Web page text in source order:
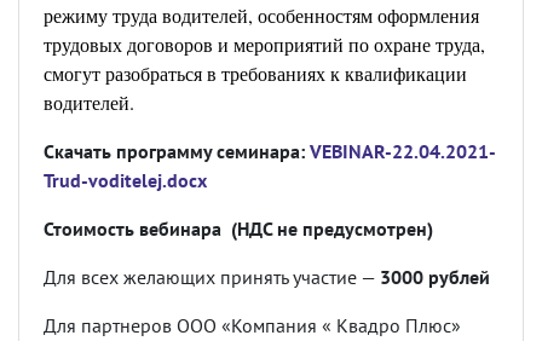
режиму труда водителей, особенностям оформления
трудовых договоров и мероприятий по охране труда,
смогут разобраться в требованиях к квалификации
водителей.
Скачать программу семинара: VEBINAR-22.04.2021-
Trud-voditelej.docx
Стоимость вебинара (НДС не предусмотрен)
Для всех желающих принять участие — 3000 рублей
Для партнеров ООО «Компания « Квадро Плюс»